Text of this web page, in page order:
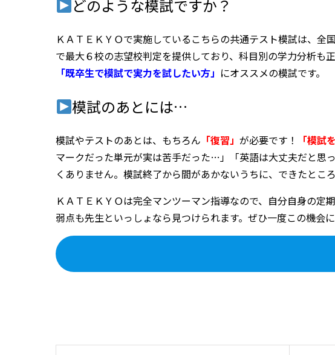
どのような模試ですか？
ＫＡＴＥＫＹＯで実施しているこちらの共通テスト模試は、
で最大６校の志望校判定を提供しており、科目別の学力分析も正
「既卒生で模試で実力を試したい方」 にオススメの模試です。
模試のあとには…
模試やテストのあとは、もちろん 「復習」 が必要です！ 「模試
マークだった単元が実は苦手だった…」「英語は大丈夫だと思
くありません。模試終了から間があかないうちに、できたとこ
ＫＡＴＥＫＹＯは完全マンツーマン指導なので、自分自身の
弱点も先生といっしょなら見つけられます。ぜひ一度この機会